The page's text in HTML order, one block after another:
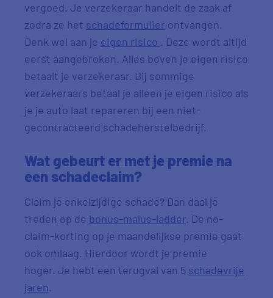
vergoed. Je verzekeraar handelt de zaak af
zodra ze het schadeformulier ontvangen.
Denk wel aan je eigen risico . Deze wordt altijd
eerst aangebroken. Alles boven je eigen risico
betaalt je verzekeraar. Bij sommige
verzekeraars betaal je alleen je eigen risico als
je je auto laat repareren bij een niet-
gecontracteerd schadeherstelbedrijf.
Wat gebeurt er met je premie na
een schadeclaim?
Claim je enkelzijdige schade? Dan daal je
treden op de bonus-malus-ladder. De no-
claim-korting op je maandelijkse premie gaat
ook omlaag. Hierdoor wordt je premie
hoger. Je hebt een terugval van 5 schadevrije
jaren.